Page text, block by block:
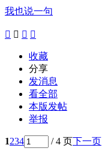
我也说一句
   
收藏
分享
发消息
看全部
本版发帖
举报
1234 / 4 页下一页